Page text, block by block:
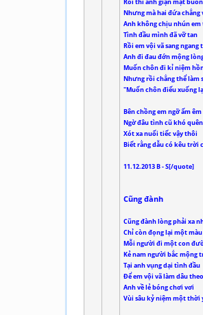
Rồi thì anh giận mặt
Nhưng mà hai đứa chẳng
Anh không chịu nhún
Tình đầu mình đã vỡ tan
Rồi em vội vã sang ngang
Anh đi đau đớn mộng
Muốn chôn đi kỉ niệm
Nhưng rồi chẳng thể làm
"Muốn chôn điếu xuống
Bên chồng em ngỡ ấm êm
Ngờ đâu tình cũ khó
Xót xa nuối tiếc vậy thôi
Biết rằng dẫu có kêu trời
11.12.2013 B - S[/quote]
Cũng đành
Cũng đành lòng phải xa
Chỉ còn đọng lại một
Mỗi người đi một con
Kẻ nam người bắc mộng
Tại anh vụng dại tình đầu
Để em vội vã làm dâu
Anh về lẻ bóng chơi vơi
Vùi sâu kỷ niệm một thời